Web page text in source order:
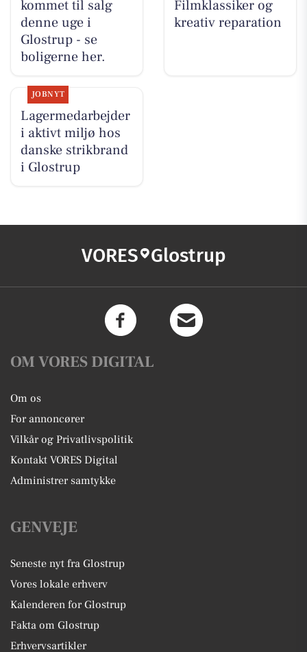
kommet til salg
denne uge i
Glostrup - se
boligerne her.
Filmklassiker og
kreativ reparation
JOBNYT
Lagermedarbejder
i aktivt miljø hos
danske strikbrand
i Glostrup
VORES Glostrup
OM VORES DIGITAL
Om os
For annoncører
Vilkår og Privatlivspolitik
Kontakt VORES Digital
Administrer samtykke
GENVEJE
Seneste nyt fra Glostrup
Vores lokale erhverv
Kalenderen for Glostrup
Fakta om Glostrup
Erhvervsartikler